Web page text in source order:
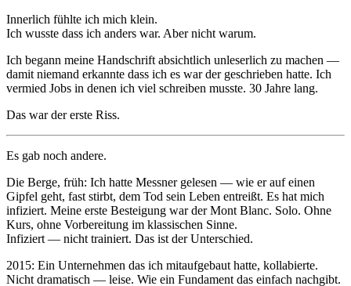
Innerlich fühlte ich mich klein.
Ich wusste dass ich anders war. Aber nicht warum.
Ich begann meine Handschrift absichtlich unleserlich zu machen —
damit niemand erkannte dass ich es war der geschrieben hatte. Ich
vermied Jobs in denen ich viel schreiben musste. 30 Jahre lang.
Das war der erste Riss.
Es gab noch andere.
Die Berge, früh: Ich hatte Messner gelesen — wie er auf einen
Gipfel geht, fast stirbt, dem Tod sein Leben entreißt. Es hat mich
infiziert. Meine erste Besteigung war der Mont Blanc. Solo. Ohne
Kurs, ohne Vorbereitung im klassischen Sinne.
Infiziert — nicht trainiert. Das ist der Unterschied.
2015: Ein Unternehmen das ich mitaufgebaut hatte, kollabierte.
Nicht dramatisch — leise. Wie ein Fundament das einfach nachgibt.